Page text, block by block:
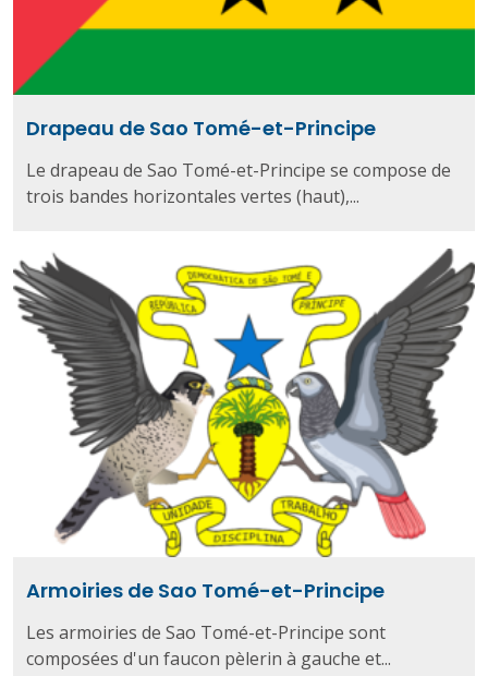
Drapeau de Sao Tomé-et-Principe
Le drapeau de Sao Tomé-et-Principe se compose de
trois bandes horizontales vertes (haut),...
Armoiries de Sao Tomé-et-Principe
Les armoiries de Sao Tomé-et-Principe sont
composées d'un faucon pèlerin à gauche et...